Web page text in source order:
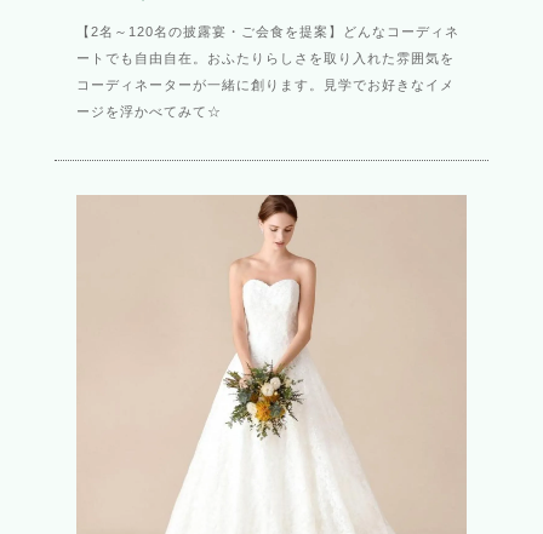
【2名～120名の披露宴・ご会食を提案】どんなコーディネ
ートでも自由自在。おふたりらしさを取り入れた雰囲気を
コーディネーターが一緒に創ります。見学でお好きなイメ
ージを浮かべてみて☆